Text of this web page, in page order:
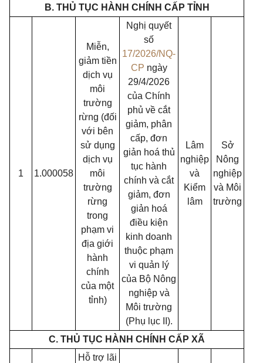
B. THỦ TỤC HÀNH CHÍNH CẤP TỈNH
1 1.000058
Miễn,
giảm tiền
dịch vụ
môi
trường
rừng (đối
với bên
sử dụng
dịch vụ
môi
trường
rừng
trong
phạm vi
địa giới
hành
chính
của một
tỉnh)
Nghị quyết
số
17/2026/NQ-
CP ngày
29/4/2026
của Chính
phủ về cắt
giảm, phân
cấp, đơn
giản hoá thủ
tục hành
chính và cắt
giảm, đơn
giản hoá
điều kiện
kinh doanh
thuộc phạm
vi quản lý
của Bộ Nông
nghiệp và
Môi trường
(Phụ lục II).
Lâm
nghiệp
và
Kiểm
lâm
Sở
Nông
nghiệp
và Môi
trường
C. THỦ TỤC HÀNH CHÍNH CẤP XÃ
Hỗ trợ lãi